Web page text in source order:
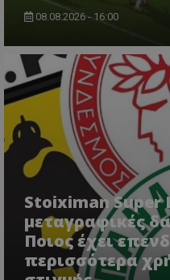
08.08.2026 - 16:00
Stoiximan Super
μεταγραφικές
Ποιος έχει
περισσότερα